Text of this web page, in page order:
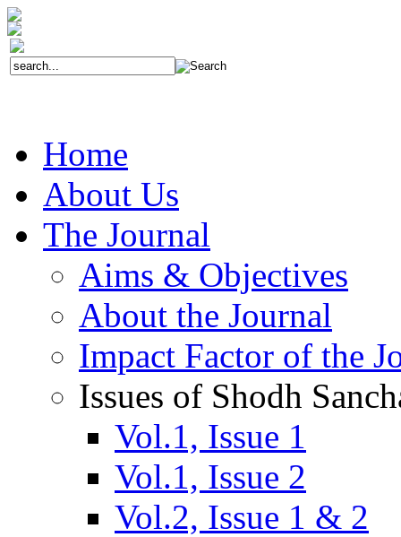
Home
About Us
The Journal
Aims & Objectives
About the Journal
Impact Factor of the
Issues of Shodh
Vol.1, Issue 1
Vol.1, Issue 2
Vol.2, Issue 1 & 2